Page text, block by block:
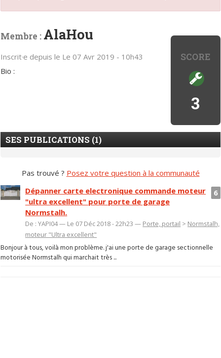
SCORE
3
Membre : AlaHou
Inscrit·e depuis le Le 07 Avr 2019 - 10h43
Bio :
SES PUBLICATIONS (1)
Pas trouvé ? Posez votre question à la communauté
6
Dépanner carte electronique commande moteur
"ultra excellent" pour porte de garage
Normstalh.
De : YAPI04 — Le 07 Déc 2018 - 22h23 — Porte, portail > Normstalh,
moteur "Ultra excellent"
Bonjour à tous, voilà mon problème. j'ai une porte de garage sectionnelle
motorisée Normstalh qui marchait très ...